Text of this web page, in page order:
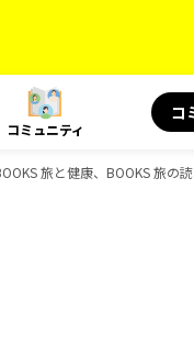
コミュニティ
コ
旅と健康、BOOKS 旅の